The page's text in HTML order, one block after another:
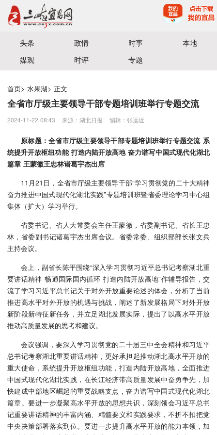
宜昌三峡融媒体中心主办
头条 政情 时事
本地
媒观
时评 专题
首页> 水果湖> 正文
全省市厅级主要领导干部专题培训班举行专题交流
2024-11-22 08:43 来源：湖北日报 编辑：张远近
原标题：全省市厅级主要领导干部专题培训班举行专题交流 系
统提升开放枢纽功能 打造内陆开放高地 奋力谱写中国式现代化湖北
篇章 王蒙徽王忠林诸葛宇杰出席
11月21日，全省市厅级主要领导干部“学习贯彻党的二十大精神
奋力推进中国式现代化湖北实践”专题培训班暨省委理论学习中心组
集体（扩大）学习举行。
省委书记、省人大常委会主任王蒙徽，省委副书记、省长王忠
林，省委副书记诸葛宇杰出席会议。省委常委、组织部部长张文兵
主持会议。
会上，副省长陈平围绕“深入学习贯彻习近平总书记考察湖北重
要讲话精神 畅通国际国内循环 打造内陆开放高地”作辅导报告，交
流了学习习近平总书记关于对外开放重要论述的体会，分析了当前
推进高水平对外开放的机遇与挑战，阐述了新发展格局下对外开放
新阶段新特征新任务，并立足湖北发展实际，提出了以高水平开放
推动高质量发展的思考和建议。
会议强调，要深入学习贯彻党的二十届三中全会精神和习近平
总书记考察湖北重要讲话精神，更好承担起推动湖北高水平开放的
重大使命，系统提升开放枢纽功能，打造内陆开放高地，全面推进
中国式现代化湖北实践，在长江经济带高质量发展中奋勇争先，加
快建成中部地区崛起的重要战略支点，奋力谱写中国式现代化湖北
篇章。要进一步凝聚高水平开放的思想共识，深刻领会习近平总书
记重要讲话精神的丰富内涵、精髓要义和实践要求，不折不扣把党
中央决策部署落实到位。要进一步提升高水平开放的能力本领，加